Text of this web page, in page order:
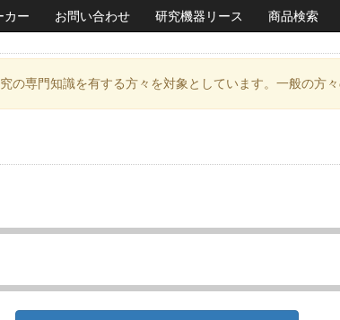
カー お問い合わせ 研究機器リース 商品検索
の専門知識を有する方々を対象としています。一般の方々